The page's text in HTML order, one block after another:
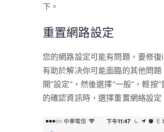
下。
重置網路設定
您的網路設定可能有問題，要修
有助於解决你可能面臨的其他問
開“設定”，然後選擇“一般”，輕
的確認資訊時，選擇重置網絡設定